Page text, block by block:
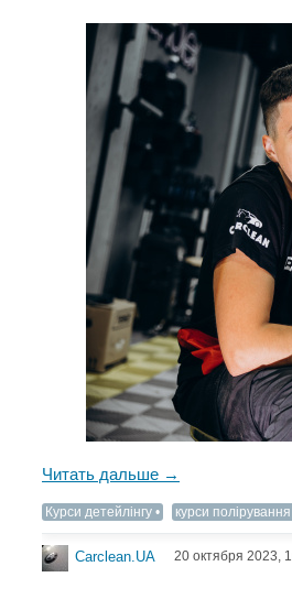
Читать дальше →
Курси детейлінгу курси полірування
Carclean.UA 20 октября 2023,